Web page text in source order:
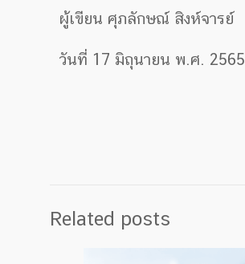
ผู้เขียน ศุภลักษณ์ สิงห์จารย์
วันที่ 17 มิถุนายน พ.ศ. 2565
Related posts